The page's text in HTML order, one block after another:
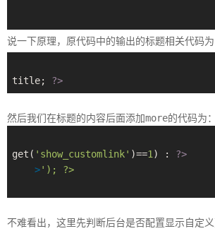
说一下原理，原代码中的输出的标题相关代码为
title; ?>
然后我们在标题的内容后面添加more的代码为：
get( 'show_customlink' )==1 ) : ?>
>'); ?>
不难看出，这里先判断后台是否配置显示自定